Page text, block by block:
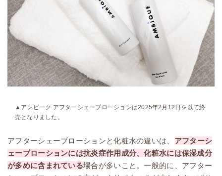
▲アンビーク アフターシェーブローションは2025年2月12日を以て終
売となりました。
アフターシェーブローションと化粧水の違いは、 アフターシ
ェーブローションには抗炎症作用成分、化粧水には保湿成分
が多めに含まれている場合が多いこと。一般的に、アフター